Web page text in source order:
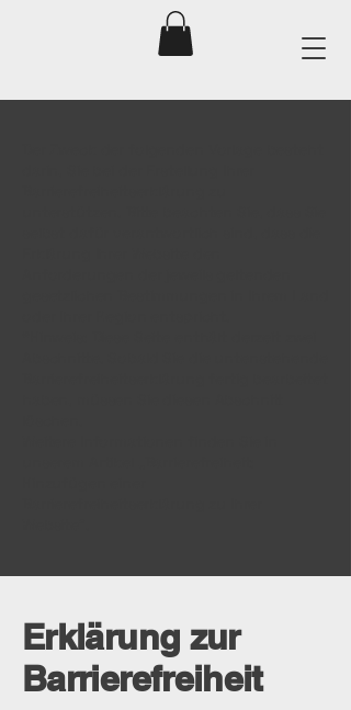
​Erklärung zur
Barrierefreiheit